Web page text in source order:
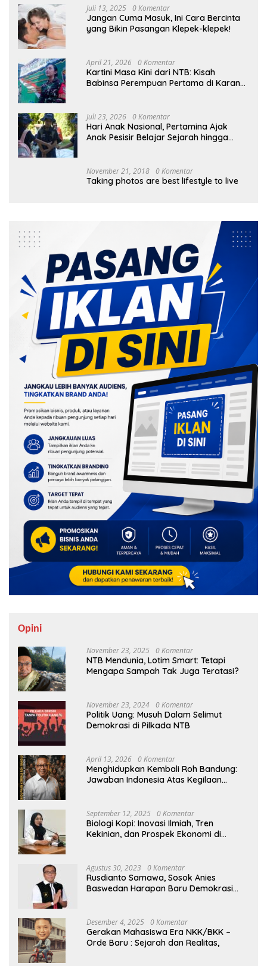
Juli 13, 2025 0 Komentar
Jangan Cuma Masuk, Ini Cara Bercinta
yang Bikin Pasangan Klepek-klepek!
April 21, 2026 0 Komentar
Kartini Masa Kini dari NTB: Kisah
Babinsa Perempuan Pertama di Karang
Juli 23, 2026 0 Komentar
Hari Anak Nasional, Pertamina Ajak
Anak Pesisir Belajar Sejarah hingga
November 21, 2018 0 Komentar
Taking photos are best lifestyle to live
Opini
November 23, 2025 0 Komentar
NTB Mendunia, Lotim Smart: Tetapi
Mengapa Sampah Tak Juga Teratasi?
November 23, 2024 0 Komentar
Politik Uang: Musuh Dalam Selimut
Demokrasi di Pilkada NTB
April 13, 2026 0 Komentar
Menghidupkan Kembali Roh Bandung:
Jawaban Indonesia Atas Kegilaan
September 12, 2025 0 Komentar
Biologi Kopi: Inovasi Ilmiah, Tren
Kekinian, dan Prospek Ekonomi di
Agustus 30, 2023 0 Komentar
Rusdianto Samawa, Sosok Anies
Baswedan Harapan Baru Demokrasi
Desember 4, 2025 0 Komentar
Gerakan Mahasiswa Era NKK/BKK –
Orde Baru : Sejarah dan Realitas,